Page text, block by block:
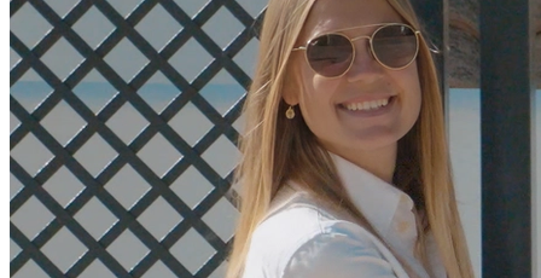
følte os tryge i hele processen og ville ikke have klaret det uden
Formula Properties."
Valter
Danmark
"Imponerende kendskab til spansk beskatning og de særlige
hensyn man skal tage ved køb og salg af ejendom i Spanien.